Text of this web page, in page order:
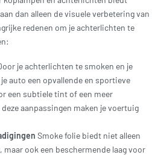
dan alleen de visuele verbetering van
redenen om je achterlichten te
je achterlichten te smoken en je
auto een opvallende en sportieve
een subtiele tint of een meer
aanpassingen maken je voertuig
Smoke folie biedt niet alleen
ook een beschermende laag voor